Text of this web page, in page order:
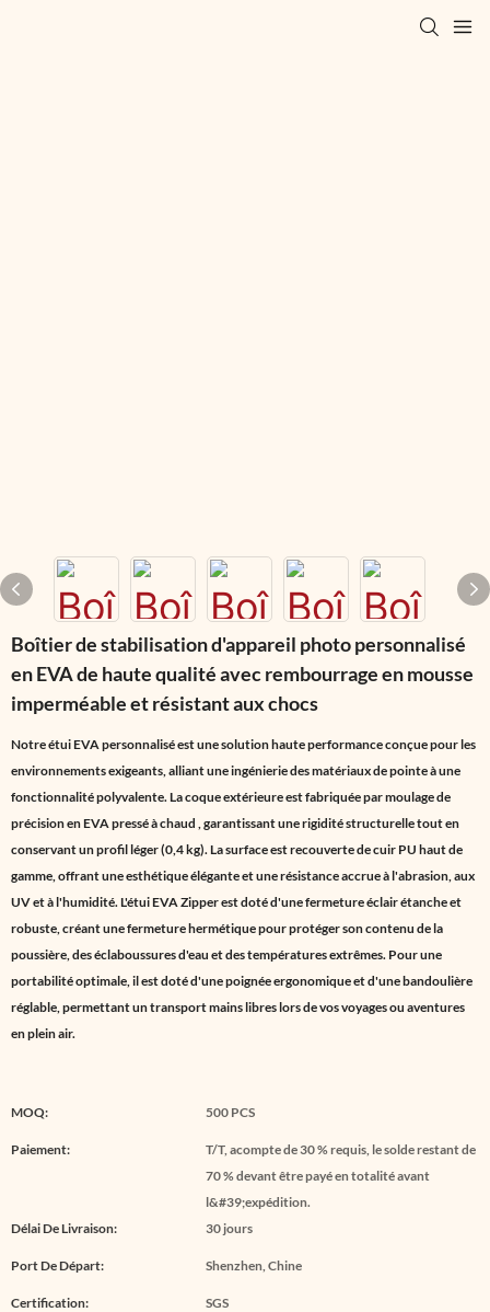
Boîtier de stabilisation d'appareil photo personnalisé
en EVA de haute qualité avec rembourrage en mousse
imperméable et résistant aux chocs
Notreétui EVA personnaliséest une solution haute performance conçue pour les
environnements exigeants, alliant une ingénierie des matériaux de pointe à une
fonctionnalité polyvalente. La coque extérieure est fabriquée parmoulage de
précision en EVA pressé à chaud , garantissant une rigidité structurelle tout en
conservant un profil léger (0,4 kg). La surface est recouverte de cuir PU haut de
gamme, offrant une esthétique élégante et une résistance accrue à l'abrasion, aux
UV et à l'humidité. L'étuiEVA Zipperest doté d'une fermeture éclair étanche et
robuste, créant une fermeture hermétique pour protéger son contenu de la
poussière, des éclaboussures d'eau et des températures extrêmes. Pour une
portabilité optimale, il est doté d'une poignée ergonomique et d'une bandoulière
réglable, permettant un transport mains libres lors de vos voyages ou aventures
en plein air.
MOQ: 500 PCS
Paiement:
T/T, acompte de 30 % requis, le solde restant de
70 % devant être payé en totalité avant
l&#39;expédition.
Délai De Livraison:
30 jours
Port De Départ: Shenzhen, Chine
Certification: SGS